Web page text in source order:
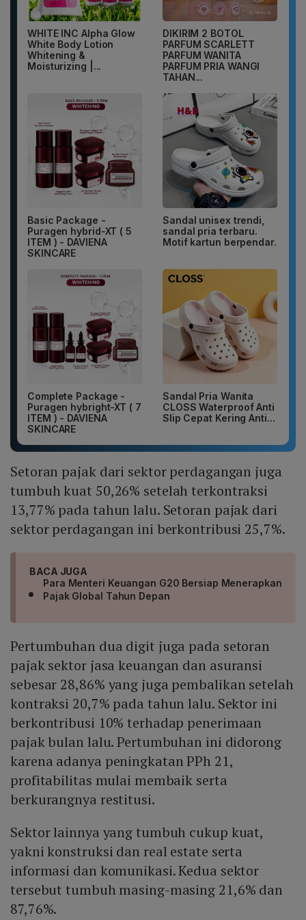
WHITE INC Alpha Glow
White Body Lotion
Whitening &
Moisturizing |...
DIKIRIM 2 BOTOL
PARFUM SCARLETT
PARFUM WANITA
PARFUM PRIA WANGI
TAHAN...
Basic Package -
Puragen hybrid-XT ( 5
ITEM ) - DAVIENA
SKINCARE
Sandal unisex trendi,
sandal pria terbaru.
Motif kartun berpendar.
Complete Package -
Puragen hybright-XT ( 7
ITEM ) - DAVIENA
SKINCARE
Sandal Pria Wanita
CLOSS Waterproof Anti
Slip Cepat Kering Anti...
Setoran pajak dari sektor perdagangan juga
tumbuh kuat 50,26% setelah terkontraksi
13,77% pada tahun lalu. Setoran pajak dari
sektor perdagangan ini berkontribusi 25,7%.
BACA JUGA
Para Menteri Keuangan G20 Bersiap Menerapkan
Pajak Global Tahun Depan
Pertumbuhan dua digit juga pada setoran
pajak sektor jasa keuangan dan asuransi
sebesar 28,86% yang juga pembalikan setelah
kontraksi 20,7% pada tahun lalu. Sektor ini
berkontribusi 10% terhadap penerimaan
pajak bulan lalu. Pertumbuhan ini didorong
karena adanya peningkatan PPh 21,
profitabilitas mulai membaik serta
berkurangnya restitusi.
Sektor lainnya yang tumbuh cukup kuat,
yakni konstruksi dan real estate serta
informasi dan komunikasi. Kedua sektor
tersebut tumbuh masing-masing 21,6% dan
87,76%.